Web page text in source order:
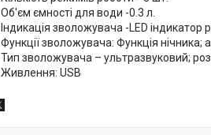
Об'єм ємності для води -0.3 л.
Індикація зволожувача -LED
Функції зволожувача: Функція
Тип зволожувача – ультразвуковий;
Живлення: USB